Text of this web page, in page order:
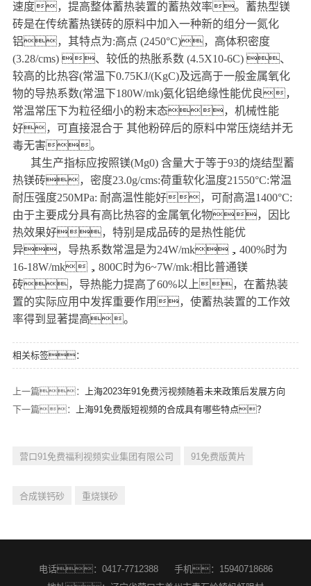
速度，提高整体蓄热装置的蓄热效率。蓄热型镁
砖是在传统蓄热镁砖的原料中加入一种新的组分一氮化
铝，其特点为:高点 (2450°C)，高体积密度
(3.28/cms) 、较低的热胀系数 (4.5X10-6C) 、
较高的比热容(常温下0.75KJ/(KgC)及远高于一般金属氧化
物的导热系数(常温下180W/mk)氨化铝绝缘性能优良，
常温常压下为粒径细小的粉末态，机械性能
好，可直接混合于 其他粉碎后的原料中常压烧结并无
毒无害。
其生产指标应按照镁(Mg0) 含量大于等于93的烧结型蓄
热镁砖，密度23.0g/cms:荷重软化温度21550°C:常温
耐压强度250MPa: 耐高温性能好，可耐高温1400°C:
由于主要成分具有高比热容的金属氧化物，因比
热效果好，特别是成品砖的是热性能优
异，导热系数常温是为24W/mk，400%时为
16-18W/mk，800C时为6~7W/mk:相比普通镁
砖，导热能力提高了60%以上，在蓄热装
置的实际应用中发挥重要作用，使蓄热装置的工作效
率得到显著提高。
相关标签：
上一篇：
上海2023年91免费污视频随着未来政策后发展方向
下一篇：
上海91免费版短视频的合成具有哪些特点？
营口91免费福利视频实业集团有限公司 91免费版黄片
合成镁钙砂 重烧镁砂
电话：0417-7712388
手机：15940718686